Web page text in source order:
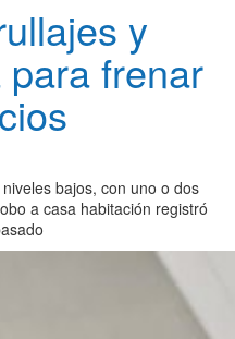
y
frenar
bajos, con uno o dos
a casa habitación registró